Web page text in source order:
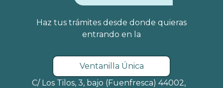
Haz tus trámites desde donde quieras
entrando en la
Ventanilla Única
C/ Los Tilos, 3, bajo (Fuenfresca) 44002,